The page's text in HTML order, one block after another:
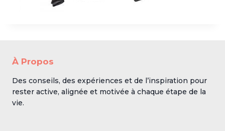
À Propos
Des conseils, des expériences et de l’inspiration pour
rester active, alignée et motivée à chaque étape de la
vie.